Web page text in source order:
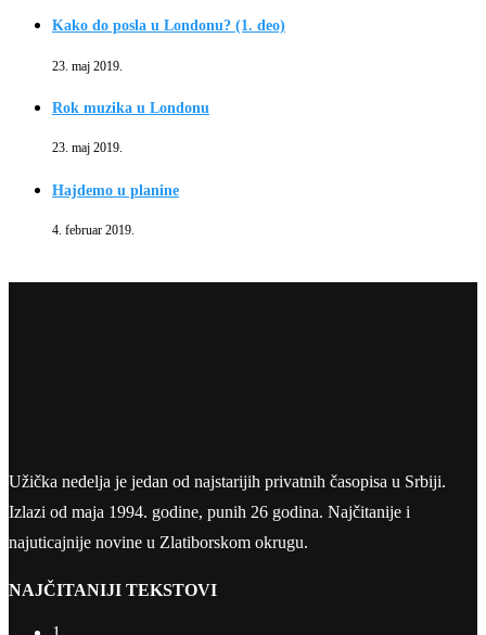
Kako do posla u Londonu? (1. deo)
23. maj 2019.
Rok muzika u Londonu
23. maj 2019.
Hajdemo u planine
4. februar 2019.
Užička nedelja je jedan od najstarijih privatnih časopisa u Srbiji.
Izlazi od maja 1994. godine, punih 26 godina. Najčitanije i
najuticajnije novine u Zlatiborskom okrugu.
NAJČITANIJI TEKSTOVI